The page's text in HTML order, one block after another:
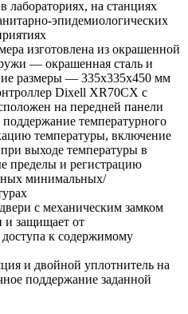
лабораториях, на станциях
эпидемиологических
изготовлена из окрашенной
— окрашенная сталь и
размеры — 335x335x450 мм
Dixell XR70CX с
на передней панели
температурного
температуры, включение
выходе температуры в
пределы и регистрацию
минимальных/
с механическим замком
и защищает от
к содержимому
и двойной уплотнитель на
поддержание заданной